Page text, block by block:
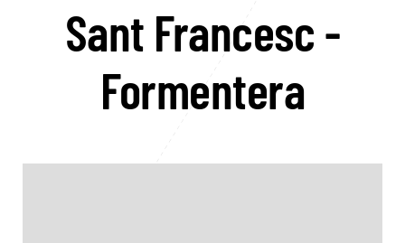
Sant Francesc -
Formentera